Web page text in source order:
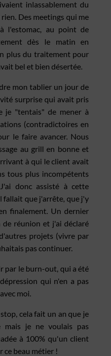
inlassablement du
Des meetings qui me
l'estomac, au point de
dès le matin en
plus du traitement pour
bel et bien désertée.
mon tablier un jour de
surprise qui avait pris
je "tentais" de mener à
(contradictoires en
le faire avancer. Nous
au grill en bonne et
à qui le client avait
tous plus incompétents
donc assisté à cette
fallait que j'arrête, que j'y
finalement. Un dernier
réunion et j'ai déclaré
projets (vivre par
pas continuer.
par le burn-out, qui a été
qui n'en a pas
moi.
cela fait un an que je
mais je ne voulais pas
à 100% qu'un client
ce beau métier !